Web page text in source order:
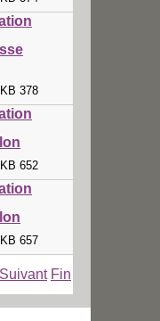
378
652
657
Suivant Fin